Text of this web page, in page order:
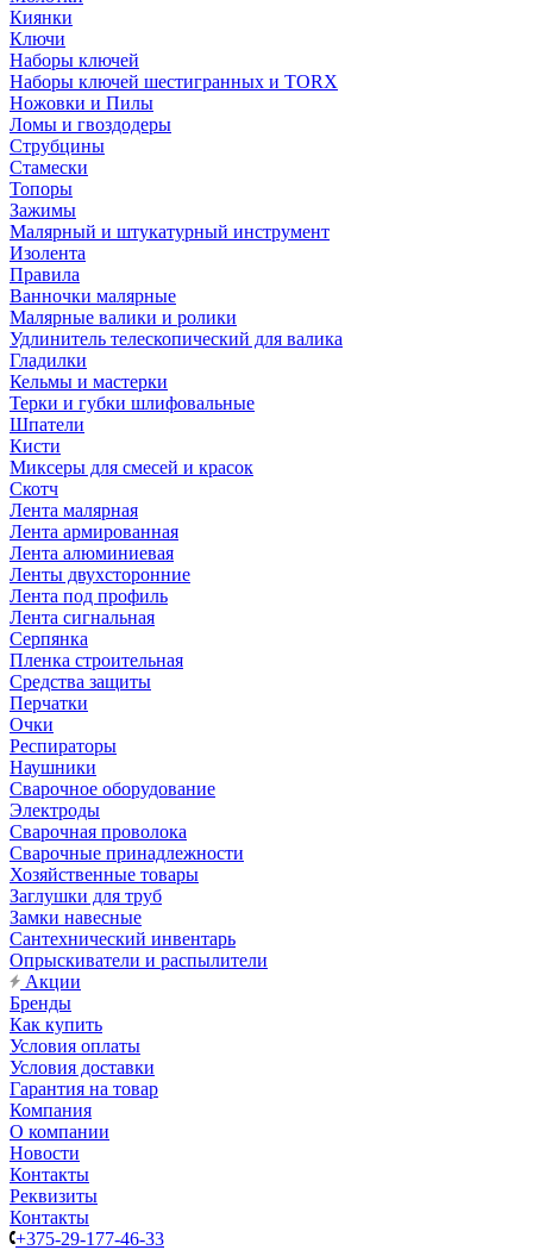
Киянки
Ключи
Наборы ключей
Наборы ключей шестигранных и TORX
Ножовки и Пилы
Ломы и гвоздодеры
Струбцины
Стамески
Топоры
Зажимы
Малярный и штукатурный инструмент
Изолента
Правила
Ванночки малярные
Малярные валики и ролики
Удлинитель телескопический для валика
Гладилки
Кельмы и мастерки
Терки и губки шлифовальные
Шпатели
Кисти
Миксеры для смесей и красок
Скотч
Лента малярная
Лента армированная
Лента алюминиевая
Ленты двухсторонние
Лента под профиль
Лента сигнальная
Серпянка
Пленка строительная
Средства защиты
Перчатки
Очки
Респираторы
Наушники
Сварочное оборудование
Электроды
Сварочная проволока
Сварочные принадлежности
Хозяйственные товары
Заглушки для труб
Замки навесные
Сантехнический инвентарь
Опрыскиватели и распылители
Акции
Бренды
Как купить
Условия оплаты
Условия доставки
Гарантия на товар
Компания
О компании
Новости
Контакты
Реквизиты
Контакты
+375-29-177-46-33